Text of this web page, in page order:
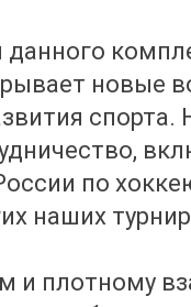
новые
спорта.
по
наших
и плотному